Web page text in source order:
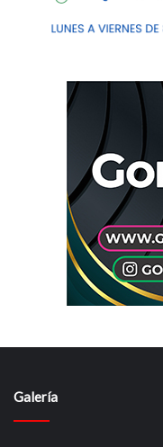
Galería